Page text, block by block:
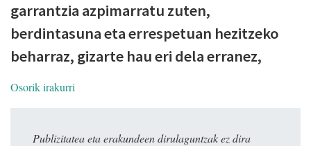
garrantzia azpimarratu zuten,
berdintasuna eta errespetuan hezitzeko
beharraz, gizarte hau eri dela erranez,
Osorik irakurri
Publizitatea eta erakundeen dirulaguntzak ez dira